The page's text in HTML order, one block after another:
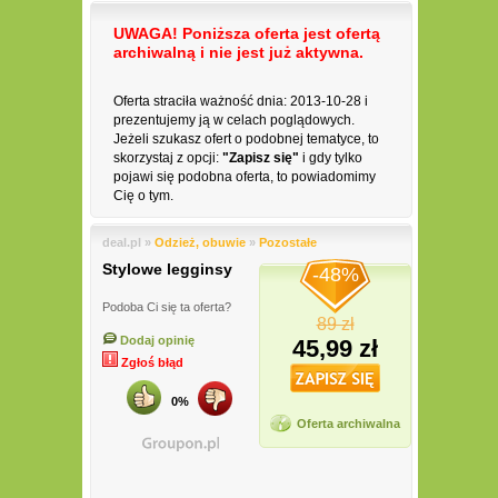
UWAGA! Poniższa oferta jest ofertą
archiwalną i nie jest już aktywna.
Oferta straciła ważność dnia: 2013-10-28 i
prezentujemy ją w celach poglądowych.
Jeżeli szukasz ofert o podobnej tematyce, to
skorzystaj z opcji: "Zapisz się" i gdy tylko
pojawi się podobna oferta, to powiadomimy
Cię o tym.
deal.pl » Odzież, obuwie » Pozostałe
Stylowe legginsy
Podoba Ci się ta oferta?
Dodaj opinię
Zgłoś błąd
0%
-48%
89 zł
45,99 zł
Oferta archiwalna